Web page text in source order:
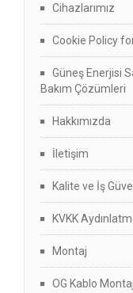
Cihazlarımız
Cookie Policy
Güneş Enerjisi
Bakım Çözümleri
Hakkımızda
İletişim
Kalite ve İş
KVKK
Montaj
OG Kablo